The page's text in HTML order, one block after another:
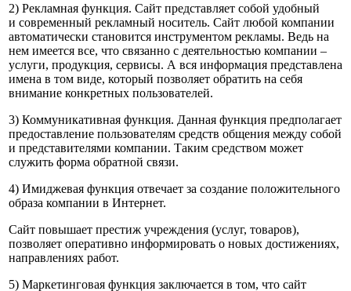
2) Рекламная функция. Сайт представляет собой удобный
и современный рекламный носитель. Сайт любой компании
автоматически становится инструментом рекламы. Ведь на
нем имеется все, что связанно с деятельностью компании –
услуги, продукция, сервисы. А вся информация представлена
имена в том виде, который позволяет обратить на себя
внимание конкретных пользователей.
3) Коммуникативная функция. Данная функция предполагает
предоставление пользователям средств общения между собой
и представителями компании. Таким средством может
служить форма обратной связи.
4) Имиджевая функция отвечает за создание положительного
образа компании в Интернет.
Сайт повышает престиж учреждения (услуг, товаров),
позволяет оперативно информировать о новых достижениях,
направлениях работ.
5) Маркетинговая функция заключается в том, что сайт